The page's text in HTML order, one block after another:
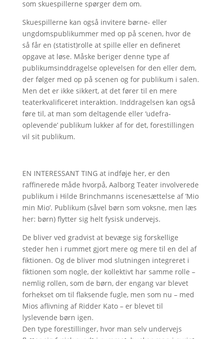
som skuespillerne spørger dem om.
Skuespillerne kan også invitere børne- eller
ungdomspublikummer med op på scenen, hvor de
så får en (statist)rolle at spille eller en defineret
opgave at løse. Måske beriger denne type af
publikumsinddragelse oplevelsen for den eller dem,
der følger med op på scenen og for publikum i salen.
Men det er ikke sikkert, at det fører til en mere
teaterkvalificeret interaktion. Inddragelsen kan også
føre til, at man som deltagende eller ‘udefra-
oplevende’ publikum lukker af for det, forestillingen
vil sit publikum.
EN INTERESSANT TING at indføje her, er den
raffinerede måde hvorpå, Aalborg Teater involverede
publikum i Hilde Brinchmanns iscenesættelse af ’Mio
min Mio’. Publikum (såvel børn som voksne, men læs
her: børn) flytter sig helt fysisk undervejs.
De bliver ved gradvist at bevæge sig forskellige
steder hen i rummet gjort mere og mere til en del af
fiktionen. Og de bliver mod slutningen integreret i
fiktionen som nogle, der kollektivt har samme rolle –
nemlig rollen, som de børn, der engang var blevet
forhekset om til flaksende fugle, men som nu – med
Mios aflivning af Ridder Kato – er blevet til
lyslevende børn igen.
Den type forestillinger, hvor man selv undervejs